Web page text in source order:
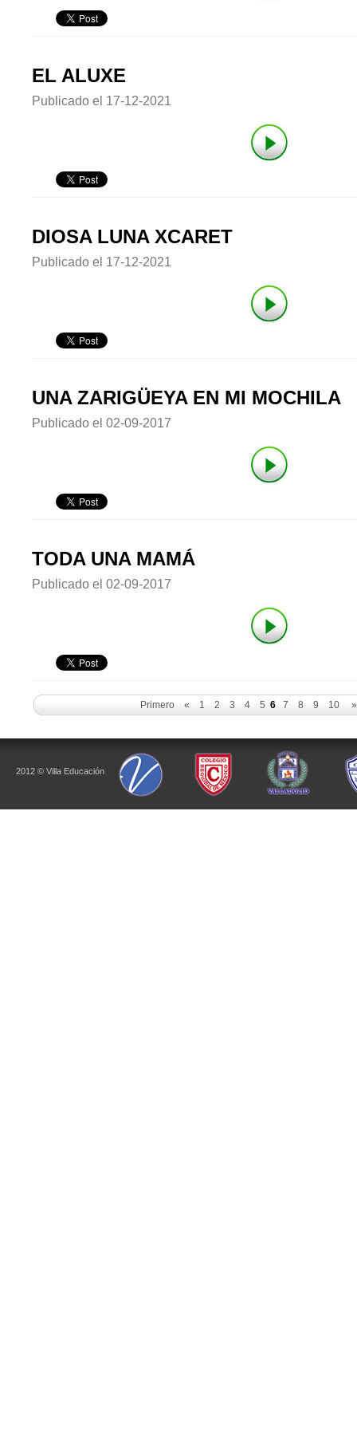
EL ALUXE
Publicado el 17-12-2021
DIOSA LUNA XCARET
Publicado el 17-12-2021
UNA ZARIGÜEYA EN MI MOCHILA
Publicado el 02-09-2017
TODA UNA MAMÁ
Publicado el 02-09-2017
Primero « 1 2 3 4 5 6 7 8 9 10 »
2012 © Villa Educación